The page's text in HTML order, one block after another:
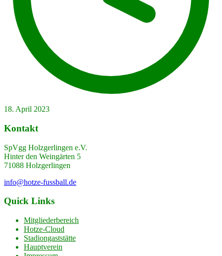
18. April 2023
Kontakt
SpVgg Holzgerlingen e.V.
Hinter den Weingärten 5
71088 Holzgerlingen
info@hotze-fussball.de
Quick Links
Mitgliederbereich
Hotze-Cloud
Stadiongaststätte
Hauptverein